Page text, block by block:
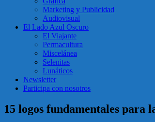
Marketing y Publicidad
Audiovisual
El Lado Azul Oscuro
El Viajante
Permacultura
Miscelánea
Selenitas
Lunáticos
Newsletter
Participa con nosotros
15 logos fundamentales para